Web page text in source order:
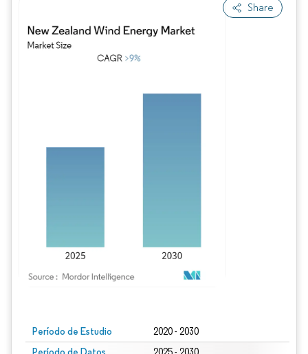
Share
Período de Estudio 2020 - 2030